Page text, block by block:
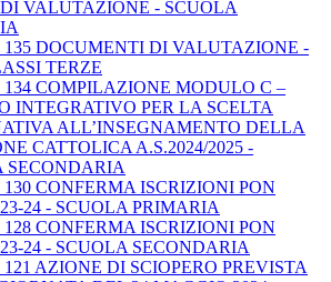
VALUTAZIONE - SCUOLA
135 DOCUMENTI DI VALUTAZIONE -
TERZE
134 COMPILAZIONE MODULO C –
INTEGRATIVO PER LA SCELTA
ALL’INSEGNAMENTO DELLA
CATTOLICA A.S.2024/2025 -
SECONDARIA
130 CONFERMA ISCRIZIONI PON
24 - SCUOLA PRIMARIA
128 CONFERMA ISCRIZIONI PON
24 - SCUOLA SECONDARIA
AZIONE DI SCIOPERO PREVISTA